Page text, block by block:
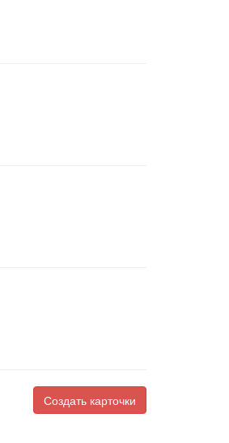
Создать карточки